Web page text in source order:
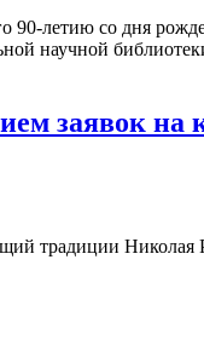
летию со дня
научной
заявок на
традиции Николая